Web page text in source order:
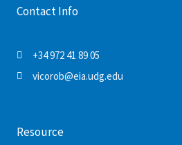
Resource
Contact Info
+34 972 41 89 05
vicorob@eia.udg.edu